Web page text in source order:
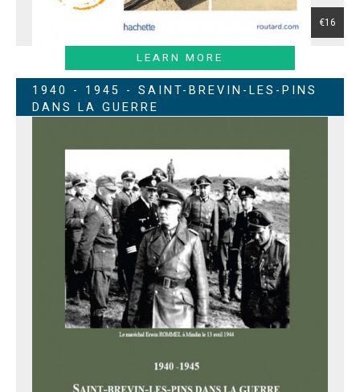
LEARN MORE
€16
1940 - 1945 - SAINT-BREVIN-LES-PINS
DANS LA GUERRE